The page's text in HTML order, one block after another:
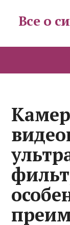
Все о